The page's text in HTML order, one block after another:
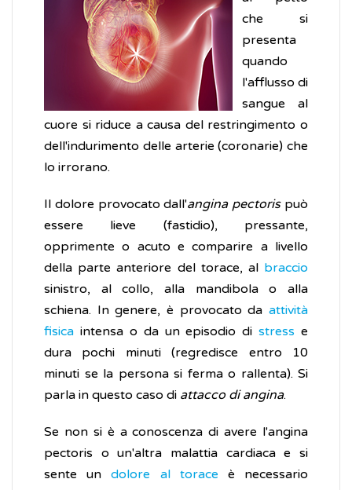
che si
presenta
quando
l'afflusso di
sangue al
cuore si riduce a causa del restringimento o
dell'indurimento delle arterie (coronarie) che
lo irrorano.
Il dolore provocato dall'angina pectorispuò
essere lieve (fastidio), pressante,
opprimente o acuto e comparire a livello
della parte anteriore del torace, al braccio
sinistro, al collo, alla mandibola o alla
schiena. In genere, è provocato da attività
fisica intensa o da un episodio distress e
dura pochi minuti (regredisce entro 10
minuti se la persona si ferma o rallenta). Si
parla in questo caso di attacco di angina.
Se non si è a conoscenza di avere l'angina
pectoris o un'altra malattia cardiaca e si
sente undolore al torace è necessario